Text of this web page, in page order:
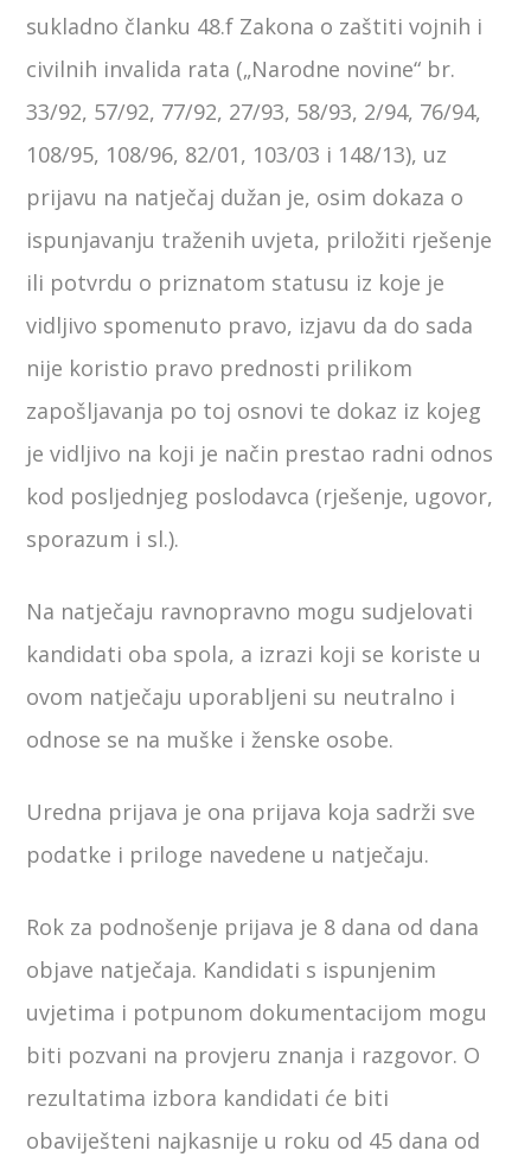
sukladno članku 48.f Zakona o zaštiti vojnih i
civilnih invalida rata („Narodne novine“ br.
33/92, 57/92, 77/92, 27/93, 58/93, 2/94, 76/94,
108/95, 108/96, 82/01, 103/03 i 148/13), uz
prijavu na natječaj dužan je, osim dokaza o
ispunjavanju traženih uvjeta, priložiti rješenje
ili potvrdu o priznatom statusu iz koje je
vidljivo spomenuto pravo, izjavu da do sada
nije koristio pravo prednosti prilikom
zapošljavanja po toj osnovi te dokaz iz kojeg
je vidljivo na koji je način prestao radni odnos
kod posljednjeg poslodavca (rješenje, ugovor,
sporazum i sl.).
Na natječaju ravnopravno mogu sudjelovati
kandidati oba spola, a izrazi koji se koriste u
ovom natječaju uporabljeni su neutralno i
odnose se na muške i ženske osobe.
Uredna prijava je ona prijava koja sadrži sve
podatke i priloge navedene u natječaju.
Rok za podnošenje prijava je 8 dana od dana
objave natječaja. Kandidati s ispunjenim
uvjetima i potpunom dokumentacijom mogu
biti pozvani na provjeru znanja i razgovor. O
rezultatima izbora kandidati će biti
obaviješteni najkasnije u roku od 45 dana od